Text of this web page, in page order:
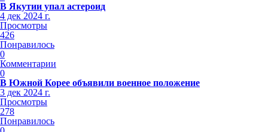
В Якутии упал астероид
4 дек 2024 г.
Просмотры
426
Понравилось
0
Комментарии
0
В Южной Корее объявили военное положение
3 дек 2024 г.
Просмотры
278
Понравилось